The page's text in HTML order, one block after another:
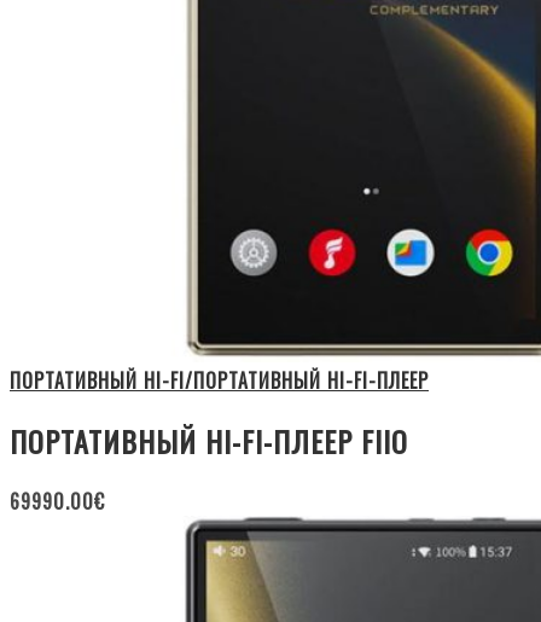
ПОРТАТИВНЫЙ HI-FI/ПОРТАТИВНЫЙ HI-FI-ПЛЕЕР
ПОРТАТИВНЫЙ HI-FI-ПЛЕЕР FIIO
69990.00€